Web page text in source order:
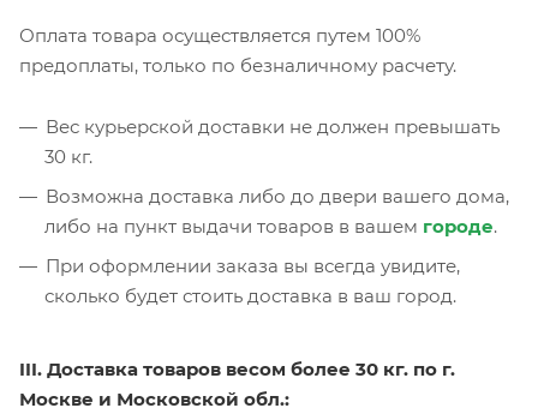
Оплата товара осуществляется путем 100%
предоплаты, только по безналичному расчету.
Вес курьерской доставки не должен превышать
30 кг.
Возможна доставка либо до двери вашего дома,
либо на пункт выдачи товаров в вашем городе.
При оформлении заказа вы всегда увидите,
сколько будет стоить доставка в ваш город.
III. Доставка товаров весом более 30 кг. по г.
Москве и Московской обл.: